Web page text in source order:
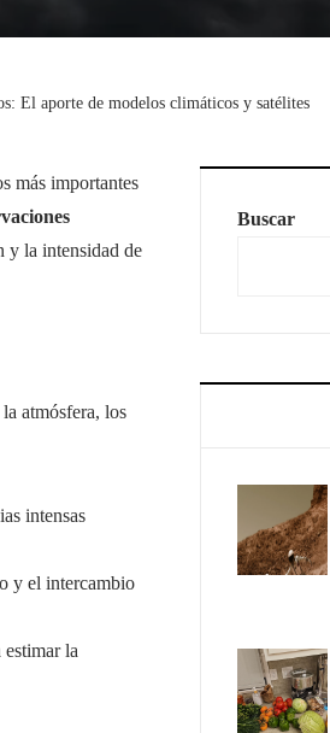
El aporte de modelos climáticos y satélites
más importantes
y la intensidad de
atmósfera, los
intensas
y el intercambio
la
Buscar